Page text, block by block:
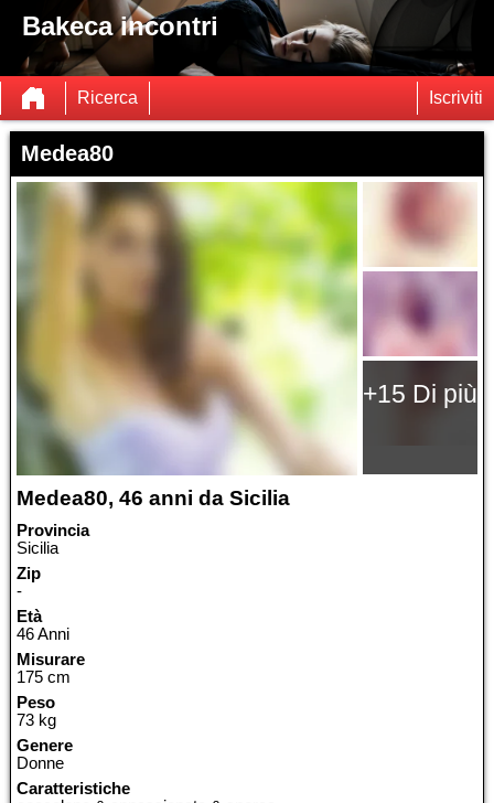
Bakeca incontri
Ricerca Iscriviti
Medea80
+15 Di più
Medea80, 46 anni da Sicilia
Provincia
Sicilia
Zip
-
Età
46 Anni
Misurare
175 cm
Peso
73 kg
Genere
Donne
Caratteristiche